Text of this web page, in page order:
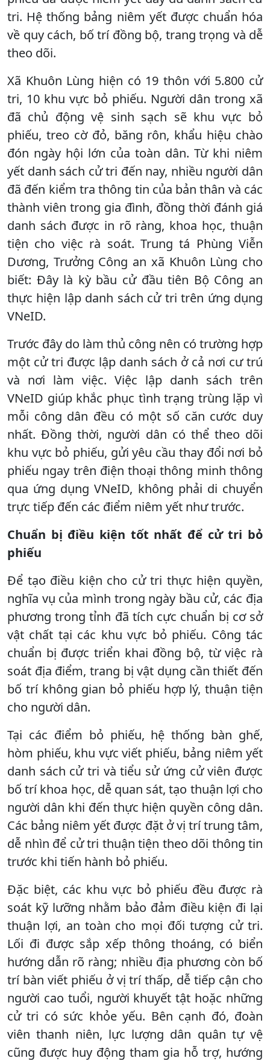
tri. Hệ thống bảng niêm yết được chuẩn hóa
về quy cách, bố trí đồng bộ, trang trọng và dễ
theo dõi.
Xã Khuôn Lùng hiện có 19 thôn với 5.800 cử
tri, 10 khu vực bỏ phiếu. Người dân trong xã
đã chủ động vệ sinh sạch sẽ khu vực bỏ
phiếu, treo cờ đỏ, băng rôn, khẩu hiệu chào
đón ngày hội lớn của toàn dân. Từ khi niêm
yết danh sách cử tri đến nay, nhiều người dân
đã đến kiểm tra thông tin của bản thân và các
thành viên trong gia đình, đồng thời đánh giá
danh sách được in rõ ràng, khoa học, thuận
tiện cho việc rà soát. Trung tá Phùng Viễn
Dương, Trưởng Công an xã Khuôn Lùng cho
biết: Đây là kỳ bầu cử đầu tiên Bộ Công an
thực hiện lập danh sách cử tri trên ứng dụng
VNeID.
Trước đây do làm thủ công nên có trường hợp
một cử tri được lập danh sách ở cả nơi cư trú
và nơi làm việc. Việc lập danh sách trên
VNeID giúp khắc phục tình trạng trùng lặp vì
mỗi công dân đều có một số căn cước duy
nhất. Đồng thời, người dân có thể theo dõi
khu vực bỏ phiếu, gửi yêu cầu thay đổi nơi bỏ
phiếu ngay trên điện thoại thông minh thông
qua ứng dụng VNeID, không phải di chuyển
trực tiếp đến các điểm niêm yết như trước.
Chuẩn bị điều kiện tốt nhất để cử tri bỏ
phiếu
Để tạo điều kiện cho cử tri thực hiện quyền,
nghĩa vụ của mình trong ngày bầu cử, các địa
phương trong tỉnh đã tích cực chuẩn bị cơ sở
vật chất tại các khu vực bỏ phiếu. Công tác
chuẩn bị được triển khai đồng bộ, từ việc rà
soát địa điểm, trang bị vật dụng cần thiết đến
bố trí không gian bỏ phiếu hợp lý, thuận tiện
cho người dân.
Tại các điểm bỏ phiếu, hệ thống bàn ghế,
hòm phiếu, khu vực viết phiếu, bảng niêm yết
danh sách cử tri và tiểu sử ứng cử viên được
bố trí khoa học, dễ quan sát, tạo thuận lợi cho
người dân khi đến thực hiện quyền công dân.
Các bảng niêm yết được đặt ở vị trí trung tâm,
dễ nhìn để cử tri thuận tiện theo dõi thông tin
trước khi tiến hành bỏ phiếu.
Đặc biệt, các khu vực bỏ phiếu đều được rà
soát kỹ lưỡng nhằm bảo đảm điều kiện đi lại
thuận lợi, an toàn cho mọi đối tượng cử tri.
Lối đi được sắp xếp thông thoáng, có biển
hướng dẫn rõ ràng; nhiều địa phương còn bố
trí bàn viết phiếu ở vị trí thấp, dễ tiếp cận cho
người cao tuổi, người khuyết tật hoặc những
cử tri có sức khỏe yếu. Bên cạnh đó, đoàn
viên thanh niên, lực lượng dân quân tự vệ
cũng được huy động tham gia hỗ trợ, hướng